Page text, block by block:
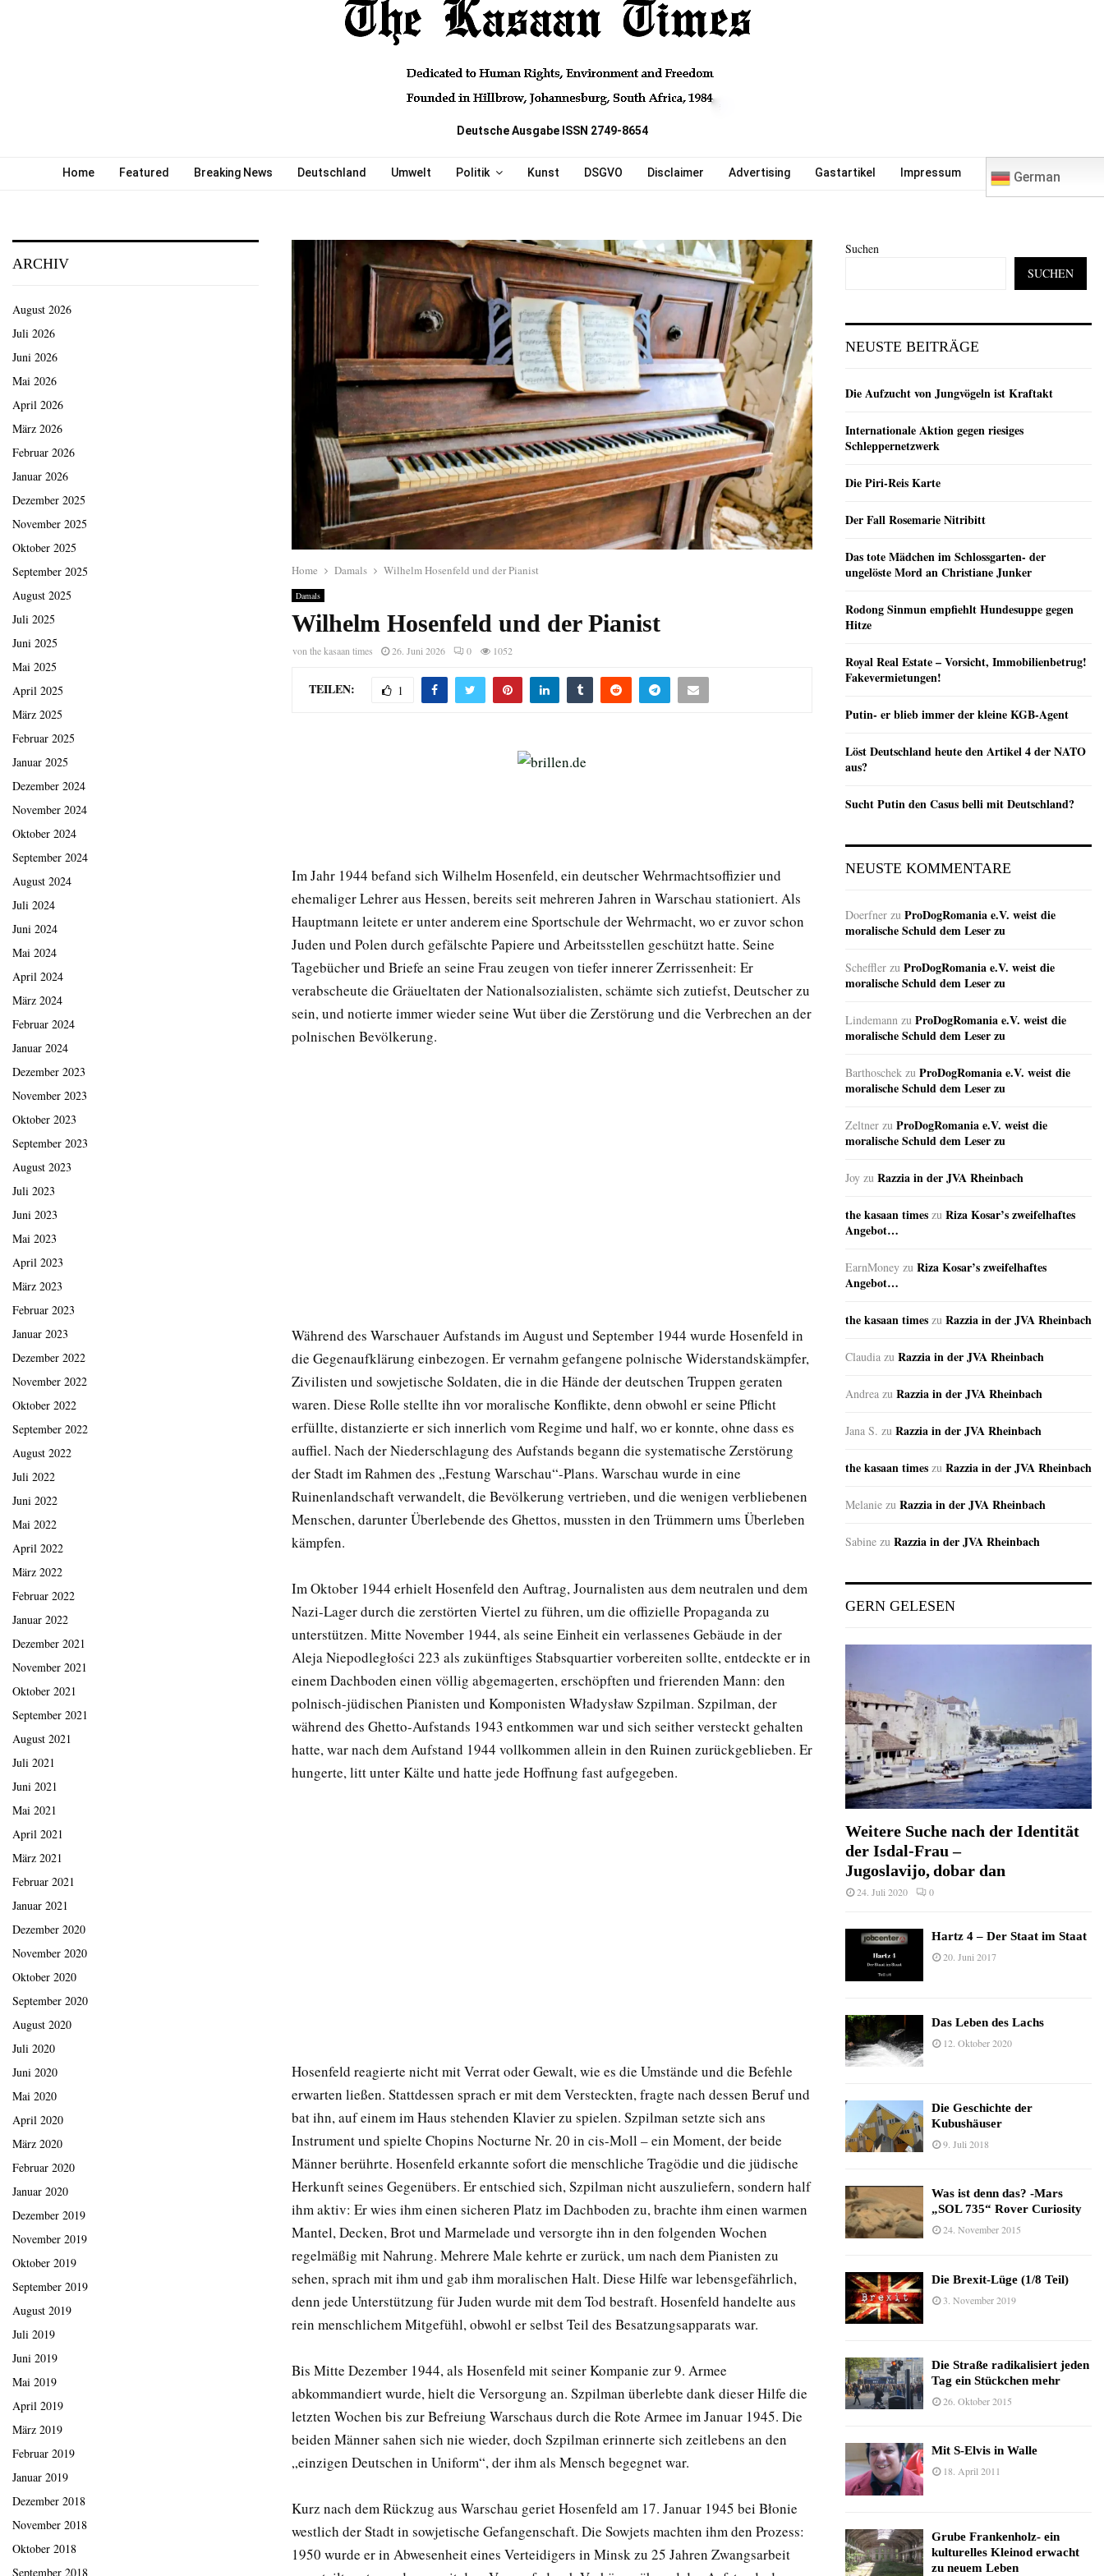
Deutsche Ausgabe ISSN 2749-8654
Home Featured Breaking News Deutschland Umwelt Politik Kunst DSGVO Disclaimer Advertising Gastartikel Impressum German
Home Damals Wilhelm Hosenfeld und der Pianist
Damals
Wilhelm Hosenfeld und der Pianist
vonthe kasaan times 26. Juni 2026 0 1052
TEILEN: 1
Im Jahr 1944 befand sich Wilhelm Hosenfeld, ein deutscher Wehrmachtsoffizier und
ehemaliger Lehrer aus Hessen, bereits seit mehreren Jahren in Warschau stationiert. Als
Hauptmann leitete er unter anderem eine Sportschule der Wehrmacht, wo er zuvor schon
Juden und Polen durch gefälschte Papiere und Arbeitsstellen geschützt hatte. Seine
Tagebücher und Briefe an seine Frau zeugen von tiefer innerer Zerrissenheit: Er
verabscheute die Gräueltaten der Nationalsozialisten, schämte sich zutiefst, Deutscher zu
sein, und notierte immer wieder seine Wut über die Zerstörung und die Verbrechen an der
polnischen Bevölkerung.
Während des Warschauer Aufstands im August und September 1944 wurde Hosenfeld in
die Gegenaufklärung einbezogen. Er vernahm gefangene polnische Widerstandskämpfer,
Zivilisten und sowjetische Soldaten, die in die Hände der deutschen Truppen geraten
waren. Diese Rolle stellte ihn vor moralische Konflikte, denn obwohl er seine Pflicht
erfüllte, distanzierte er sich innerlich vom Regime und half, wo er konnte, ohne dass es
auffiel. Nach der Niederschlagung des Aufstands begann die systematische Zerstörung
der Stadt im Rahmen des „Festung Warschau“-Plans. Warschau wurde in eine
Ruinenlandschaft verwandelt, die Bevölkerung vertrieben, und die wenigen verbliebenen
Menschen, darunter Überlebende des Ghettos, mussten in den Trümmern ums Überleben
kämpfen.
Im Oktober 1944 erhielt Hosenfeld den Auftrag, Journalisten aus dem neutralen und dem
Nazi-Lager durch die zerstörten Viertel zu führen, um die offizielle Propaganda zu
unterstützen. Mitte November 1944, als seine Einheit ein verlassenes Gebäude in der
Aleja Niepodległości 223 als zukünftiges Stabsquartier vorbereiten sollte, entdeckte er in
einem Dachboden einen völlig abgemagerten, erschöpften und frierenden Mann: den
polnisch-jüdischen Pianisten und Komponisten Władysław Szpilman. Szpilman, der
während des Ghetto-Aufstands 1943 entkommen war und sich seither versteckt gehalten
hatte, war nach dem Aufstand 1944 vollkommen allein in den Ruinen zurückgeblieben. Er
hungerte, litt unter Kälte und hatte jede Hoffnung fast aufgegeben.
Hosenfeld reagierte nicht mit Verrat oder Gewalt, wie es die Umstände und die Befehle
erwarten ließen. Stattdessen sprach er mit dem Versteckten, fragte nach dessen Beruf und
bat ihn, auf einem im Haus stehenden Klavier zu spielen. Szpilman setzte sich ans
Instrument und spielte Chopins Nocturne Nr. 20 in cis-Moll – ein Moment, der beide
Männer berührte. Hosenfeld erkannte sofort die menschliche Tragödie und die jüdische
Herkunft seines Gegenübers. Er entschied sich, Szpilman nicht auszuliefern, sondern half
ihm aktiv: Er wies ihm einen sicheren Platz im Dachboden zu, brachte ihm einen warmen
Mantel, Decken, Brot und Marmelade und versorgte ihn in den folgenden Wochen
regelmäßig mit Nahrung. Mehrere Male kehrte er zurück, um nach dem Pianisten zu
sehen, sprach mit ihm und gab ihm moralischen Halt. Diese Hilfe war lebensgefährlich,
denn jede Unterstützung für Juden wurde mit dem Tod bestraft. Hosenfeld handelte aus
rein menschlichem Mitgefühl, obwohl er selbst Teil des Besatzungsapparats war.
Bis Mitte Dezember 1944, als Hosenfeld mit seiner Kompanie zur 9. Armee
abkommandiert wurde, hielt die Versorgung an. Szpilman überlebte dank dieser Hilfe die
letzten Wochen bis zur Befreiung Warschaus durch die Rote Armee im Januar 1945. Die
beiden Männer sahen sich nie wieder, doch Szpilman erinnerte sich zeitlebens an den
„einzigen Deutschen in Uniform“, der ihm als Mensch begegnet war.
Kurz nach dem Rückzug aus Warschau geriet Hosenfeld am 17. Januar 1945 bei Błonie
westlich der Stadt in sowjetische Gefangenschaft. Die Sowjets machten ihm den Prozess:
1950 wurde er in Abwesenheit eines Verteidigers in Minsk zu 25 Jahren Zwangsarbeit
ARCHIV
August 2026
Juli 2026
Juni 2026
Mai 2026
April 2026
März 2026
Februar 2026
Januar 2026
Dezember 2025
November 2025
Oktober 2025
September 2025
August 2025
Juli 2025
Juni 2025
Mai 2025
April 2025
März 2025
Februar 2025
Januar 2025
Dezember 2024
November 2024
Oktober 2024
September 2024
August 2024
Juli 2024
Juni 2024
Mai 2024
April 2024
März 2024
Februar 2024
Januar 2024
Dezember 2023
November 2023
Oktober 2023
September 2023
August 2023
Juli 2023
Juni 2023
Mai 2023
April 2023
März 2023
Februar 2023
Januar 2023
Dezember 2022
November 2022
Oktober 2022
September 2022
August 2022
Juli 2022
Juni 2022
Mai 2022
April 2022
März 2022
Februar 2022
Januar 2022
Dezember 2021
November 2021
Oktober 2021
September 2021
August 2021
Juli 2021
Juni 2021
Mai 2021
April 2021
März 2021
Februar 2021
Januar 2021
Dezember 2020
November 2020
Oktober 2020
September 2020
August 2020
Juli 2020
Juni 2020
Mai 2020
April 2020
März 2020
Februar 2020
Januar 2020
Dezember 2019
November 2019
Oktober 2019
September 2019
August 2019
Juli 2019
Juni 2019
Mai 2019
April 2019
März 2019
Februar 2019
Januar 2019
Dezember 2018
November 2018
Oktober 2018
September 2018
Suchen
SUCHEN
NEUSTE BEITRÄGE
Die Aufzucht von Jungvögeln ist Kraftakt
Internationale Aktion gegen riesiges
Schleppernetzwerk
Die Piri-Reis Karte
Der Fall Rosemarie Nitribitt
Das tote Mädchen im Schlossgarten- der
ungelöste Mord an Christiane Junker
Rodong Sinmun empfiehlt Hundesuppe gegen
Hitze
Royal Real Estate – Vorsicht, Immobilienbetrug!
Fakevermietungen!
Putin- er blieb immer der kleine KGB-Agent
Löst Deutschland heute den Artikel 4 der NATO
aus?
Sucht Putin den Casus belli mit Deutschland?
NEUSTE KOMMENTARE
Doerfner zu ProDogRomania e.V. weist die
moralische Schuld dem Leser zu
Scheffler zu ProDogRomania e.V. weist die
moralische Schuld dem Leser zu
Lindemann zu ProDogRomania e.V. weist die
moralische Schuld dem Leser zu
Barthoschek zu ProDogRomania e.V. weist die
moralische Schuld dem Leser zu
Zeltner zu ProDogRomania e.V. weist die
moralische Schuld dem Leser zu
Joy zu Razzia in der JVA Rheinbach
the kasaan times zu Riza Kosar’s zweifelhaftes
Angebot…
EarnMoney zu Riza Kosar’s zweifelhaftes
Angebot…
the kasaan times zu Razzia in der JVA Rheinbach
Claudia zu Razzia in der JVA Rheinbach
Andrea zu Razzia in der JVA Rheinbach
Jana S. zu Razzia in der JVA Rheinbach
the kasaan times zu Razzia in der JVA Rheinbach
Melanie zu Razzia in der JVA Rheinbach
Sabine zu Razzia in der JVA Rheinbach
GERN GELESEN
Weitere Suche nach der Identität
der Isdal-Frau –
Jugoslavijo, dobar dan
24. Juli 2020 0
Hartz 4 – Der Staat im Staat
20. Juni 2017
Das Leben des Lachs
12. Oktober 2020
Die Geschichte der
Kubushäuser
9. Juli 2018
Was ist denn das? -Mars
„SOL 735“ Rover Curiosity
24. November 2015
Die Brexit-Lüge (1/8 Teil)
3. November 2019
Die Straße radikalisiert jeden
Tag ein Stückchen mehr
26. Oktober 2015
Mit S-Elvis in Walle
18. April 2011
Grube Frankenholz- ein
kulturelles Kleinod erwacht
zu neuem Leben